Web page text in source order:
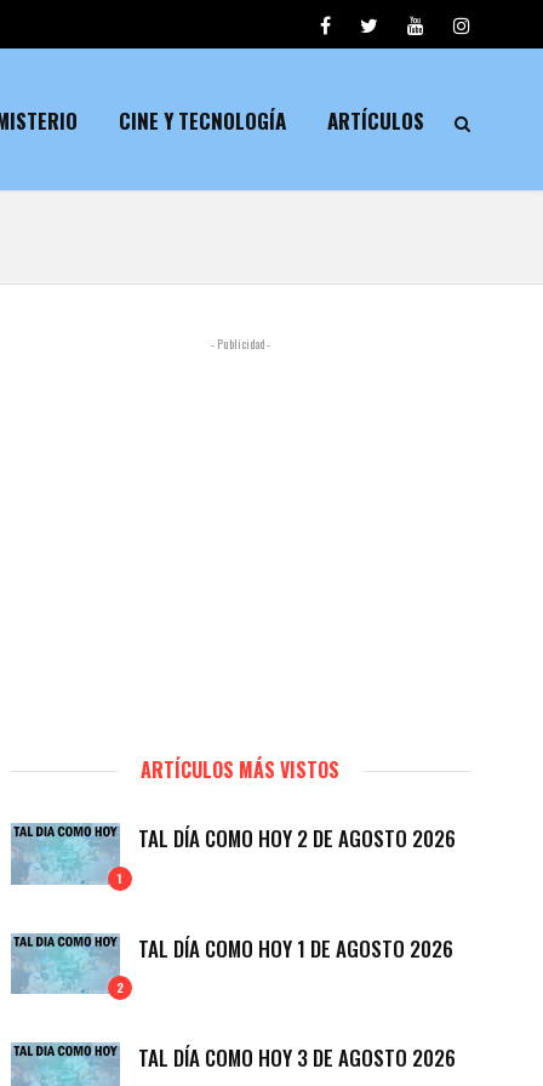
CINE Y TECNOLOGÍA ARTÍCULOS
- Publicidad -
ARTÍCULOS MÁS VISTOS
1
TAL DÍA COMO HOY 2 DE AGOSTO 2026
2
TAL DÍA COMO HOY 1 DE AGOSTO 2026
TAL DÍA COMO HOY 3 DE AGOSTO 2026